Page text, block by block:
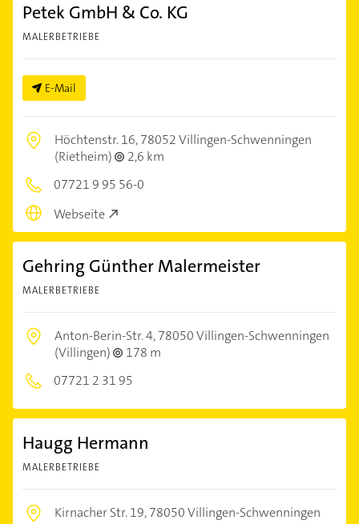
Petek GmbH & Co. KG
MALERBETRIEBE
E-Mail
Höchtenstr. 16,78052 Villingen-Schwenningen
(Rietheim)
2,6 km
07721 9 95 56-0
Webseite
Gehring Günther Malermeister
MALERBETRIEBE
Anton-Berin-Str. 4,78050 Villingen-Schwenningen
(Villingen)
178 m
07721 2 31 95
Haugg Hermann
MALERBETRIEBE
Kirnacher Str. 19,78050 Villingen-Schwenningen